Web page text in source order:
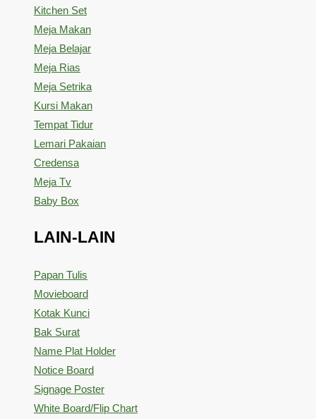
Kitchen Set
Meja Makan
Meja Belajar
Meja Rias
Meja Setrika
Kursi Makan
Tempat Tidur
Lemari Pakaian
Credensa
Meja Tv
Baby Box
LAIN-LAIN
Papan Tulis
Movieboard
Kotak Kunci
Bak Surat
Name Plat Holder
Notice Board
Signage Poster
White Board/Flip Chart